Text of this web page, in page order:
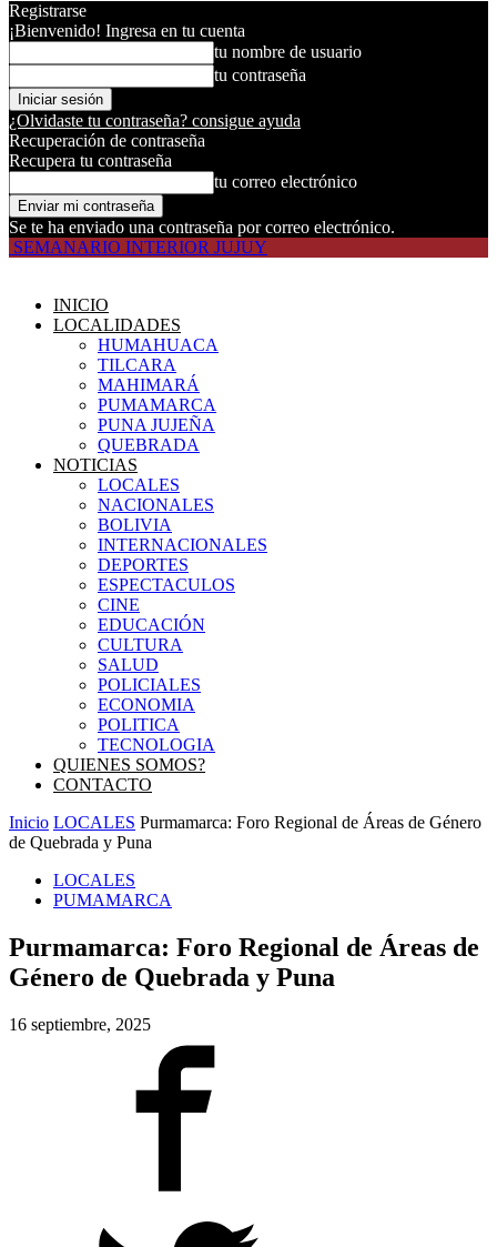
Registrarse
¡Bienvenido! Ingresa en tu cuenta
tu nombre de usuario
tu contraseña
¿Olvidaste tu contraseña? consigue ayuda
Recuperación de contraseña
Recupera tu contraseña
tu correo electrónico
Se te ha enviado una contraseña por correo electrónico.
SEMANARIO INTERIOR JUJUY
INICIO
LOCALIDADES
HUMAHUACA
TILCARA
MAHIMARÁ
PUMAMARCA
PUNA JUJEÑA
QUEBRADA
NOTICIAS
LOCALES
NACIONALES
BOLIVIA
INTERNACIONALES
DEPORTES
ESPECTACULOS
CINE
EDUCACIÓN
CULTURA
SALUD
POLICIALES
ECONOMIA
POLITICA
TECNOLOGIA
QUIENES SOMOS?
CONTACTO
Inicio LOCALES Purmamarca: Foro Regional de Áreas de Género
de Quebrada y Puna
LOCALES
PUMAMARCA
Purmamarca: Foro Regional de Áreas de
Género de Quebrada y Puna
16 septiembre, 2025